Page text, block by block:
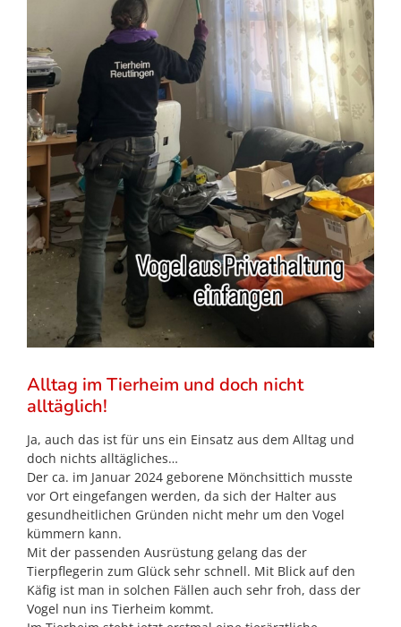
Alltag im Tierheim und doch nicht
alltäglich!
Ja, auch das ist für uns ein Einsatz aus dem Alltag und
doch nichts alltägliches…
Der ca. im Januar 2024 geborene Mönchsittich musste
vor Ort eingefangen werden, da sich der Halter aus
gesundheitlichen Gründen nicht mehr um den Vogel
kümmern kann.
Mit der passenden Ausrüstung gelang das der
Tierpflegerin zum Glück sehr schnell. Mit Blick auf den
Käfig ist man in solchen Fällen auch sehr froh, dass der
Vogel nun ins Tierheim kommt.